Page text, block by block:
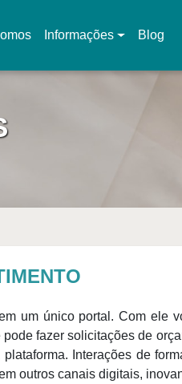
Informações Blog
um único portal. Com ele
fazer solicitações de
Interações de
outros canais digitais,